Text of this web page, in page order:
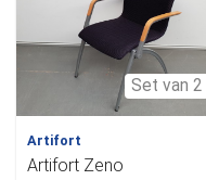
Set van 2
Artifort
Artifort Zeno